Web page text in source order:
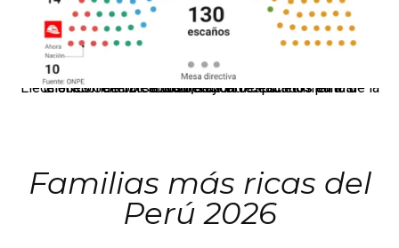
El JNE oficializó la distribución de escaños para la elección de 60 senadores y 130 diputados en las Elecciones Generales 2026, tras el restablecimiento de la Bicameralidad.
Familias más ricas del
Perú 2026